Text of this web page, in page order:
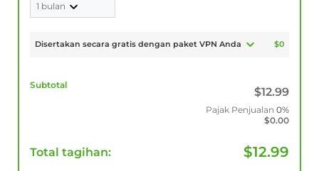
1 bulan
Disertakan secara gratis dengan paket VPN Anda $0
Subtotal
$12.99
Pajak Penjualan 0%
$0.00
Total tagihan: $12.99